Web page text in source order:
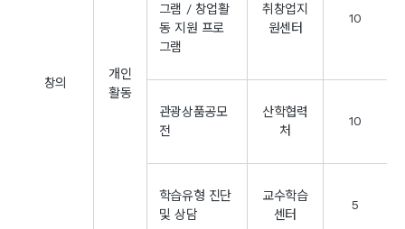
창의
개인
활동
그램 / 창업활
동 지원 프로
그램
취창업지
원센터
10
관광상품공모
전
산학협력
처
10
학습유형 진단
및 상담
교수학습
센터
5